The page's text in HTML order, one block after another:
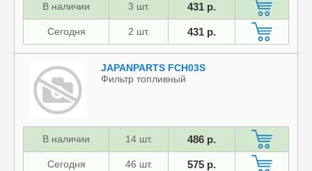
В наличии 3 шт. 431 р.
Сегодня 2 шт. 431 р.
JAPANPARTS FCH03S
Фильтр топливный
В наличии 14 шт. 486 р.
Сегодня 46 шт. 575 р.